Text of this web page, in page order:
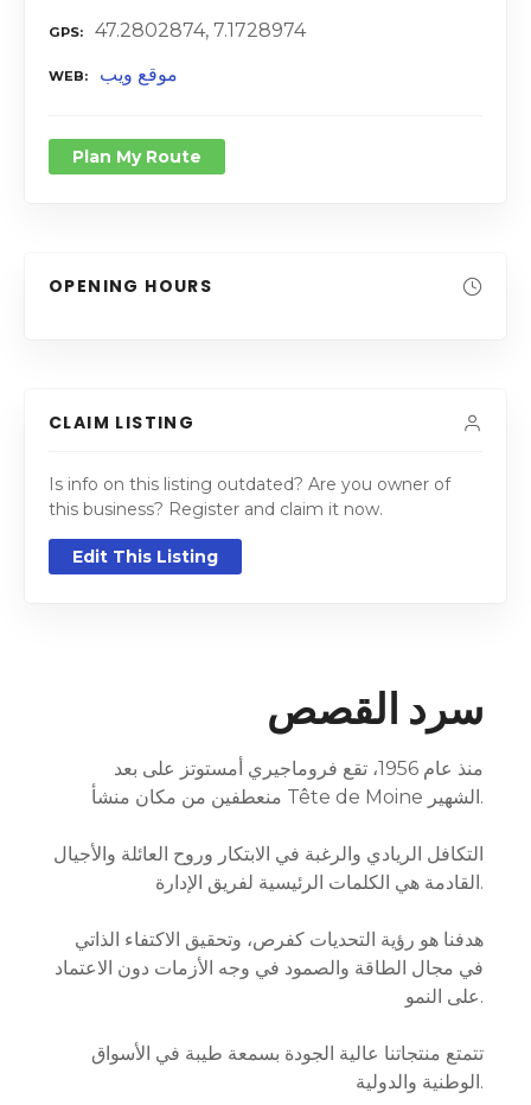
GPS 47.2802874, 7.1728974
WEB موقع ويب
Plan My Route
OPENING HOURS
CLAIM LISTING
Is info on this listing outdated? Are you owner of
this business? Register and claim it now.
Edit This Listing
سرد القصص
منذ عام 1956، تقع فروماجيري أمستوتز على بعد
منعطفين من مكان منشأ Tête de Moine الشهير.
التكافل الريادي والرغبة في الابتكار وروح العائلة والأجيال
القادمة هي الكلمات الرئيسية لفريق الإدارة.
هدفنا هو رؤية التحديات كفرص، وتحقيق الاكتفاء الذاتي
في مجال الطاقة والصمود في وجه الأزمات دون الاعتماد
على النمو.
تتمتع منتجاتنا عالية الجودة بسمعة طيبة في الأسواق
الوطنية والدولية.